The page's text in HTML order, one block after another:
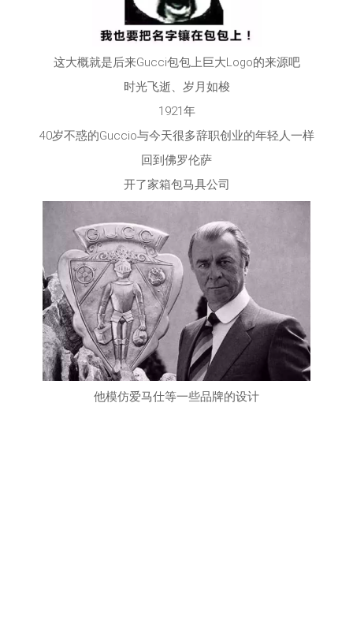
这大概就是后来Gucci包包上巨大Logo的来源吧
时光飞逝、岁月如梭
1921年
40岁不惑的Guccio与今天很多辞职创业的年轻人一样
回到佛罗伦萨
开了家箱包马具公司
他模仿爱马仕等一些品牌的设计